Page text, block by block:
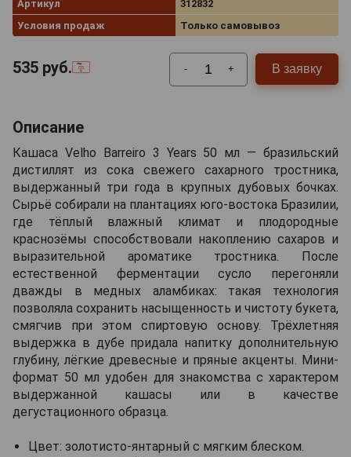
Артикул
312832
Условия продаж
Только самовывоз
535 руб. - + В заявку
Описание
Кашаса Velho Barreiro 3 Years 50 мл — бразильский
дистиллят из сока свежего сахарного тростника,
выдержанный три года в крупных дубовых бочках.
Сырьё собирали на плантациях юго-востока Бразилии,
где тёплый влажный климат и плодородные
краснозёмы способствовали накоплению сахаров и
выразительной ароматике тростника. После
естественной ферментации сусло перегоняли
дважды в медных аламбиках: такая технология
позволяла сохранить насыщенность и чистоту букета,
смягчив при этом спиртовую основу. Трёхлетняя
выдержка в дубе придала напитку дополнительную
глубину, лёгкие древесные и пряные акценты. Мини-
формат 50 мл удобен для знакомства с характером
выдержанной кашасы или в качестве
дегустационного образца.
Цвет: золотисто-янтарный с мягким блеском.